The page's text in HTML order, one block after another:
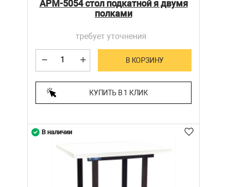
АРМ-5054 стол подкатной я двумя
полками
требует уточнения
В КОРЗИНУ
КУПИТЬ В 1 КЛИК
В наличии